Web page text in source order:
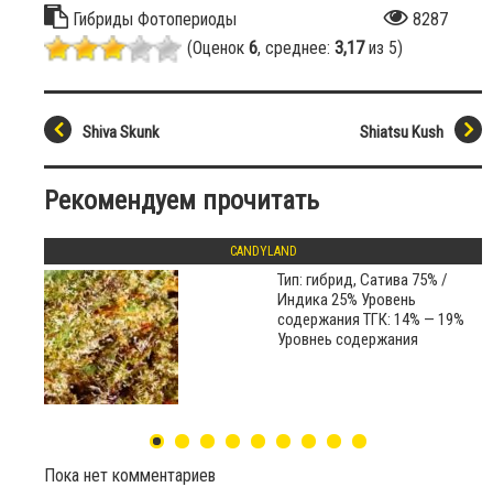
Гибриды Фотопериоды
8287
(Оценок 6, среднее: 3,17из 5)
Shiatsu Kush
Shiva Skunk
Рекомендуем прочитать
CANDYLAND
Тип: гибрид, Сатива 75% /
Индика 25% Уровень
содержания ТГК: 14% — 19%
Уровнеь содержания
Пока нет комментариев